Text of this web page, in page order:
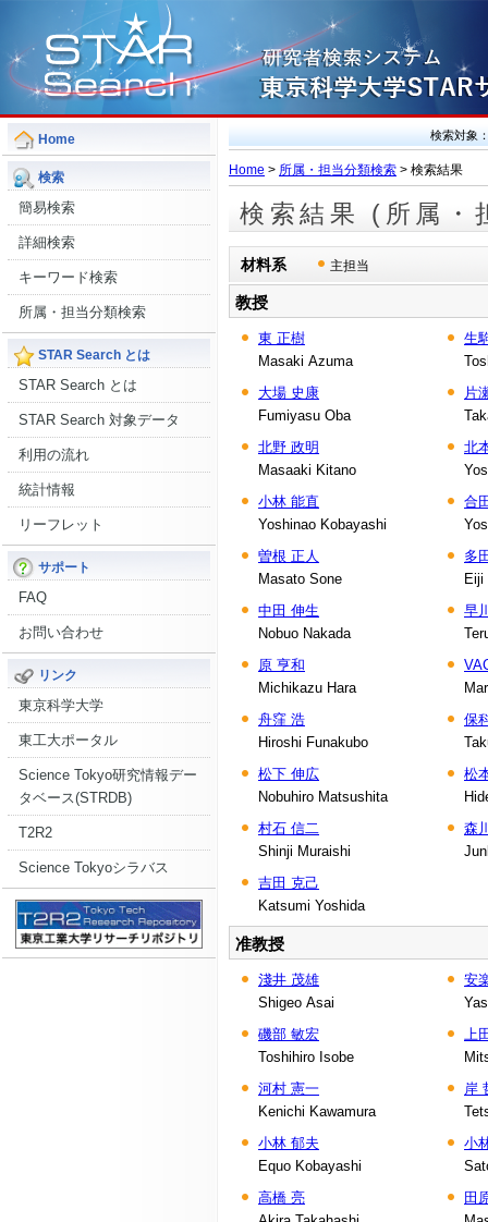
Home
検索
簡易検索
詳細検索
キーワード検索
所属・担当分類検索
STAR Search とは
STAR Search とは
STAR Search 対象データ
利用の流れ
統計情報
リーフレット
サポート
FAQ
お問い合わせ
リンク
東京科学大学
東工大ポータル
Science Tokyo研究情報デー
タベース(STRDB)
T2R2
Science Tokyoシラバス
検索対象
Home > 所属・担当分類検索 > 検索結果
検索結果 (所属・
材料系 主担当
教授
東 正樹
Masaki Azuma
生
大場 史康
Fumiyasu Oba
片
北野 政明
Masaaki Kitano
北
小林 能直
Yoshinao Kobayashi
合
曽根 正人
Masato Sone
多
Eiji
中田 伸生
Nobuo Nakada
早
原 亨和
Michikazu Hara
舟窪 浩
Hiroshi Funakubo
保
松下 伸広
Nobuhiro Matsushita
松
村石 信二
Shinji Muraishi
森
吉田 克己
Katsumi Yoshida
准教授
淺井 茂雄
Shigeo Asai
安
磯部 敏宏
Toshihiro Isobe
上
河村 憲一
Kenichi Kawamura
岸
小林 郁夫
Equo Kobayashi
小
高橋 亮
田